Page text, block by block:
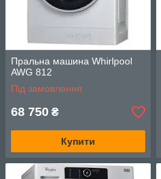
Пральна машина Whirlpool
AWG 812
Під замовлення
68 750 ₴
Купити